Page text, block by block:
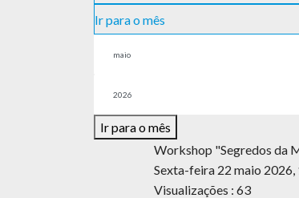
Ir para o mês
Ir para o mês
Workshop "Segredos da
Sexta-feira 22 maio 2026,
Visualizações : 63